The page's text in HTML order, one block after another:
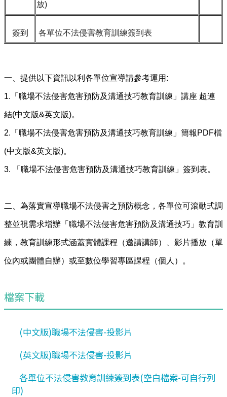
放)
簽到 各單位不法侵害教育訓練簽到表
一、提供以下資訊以利各單位宣導請參考運用:
1.「職場不法侵害危害預防及溝通技巧教育訓練」講座 超連
結(中文版&英文版)。
2.「職場不法侵害危害預防及溝通技巧教育訓練」簡報PDF檔
(中文版&英文版)。
3. 「職場不法侵害危害預防及溝通技巧教育訓練」簽到表。
二、為落實宣導職場不法侵害之預防概念，各單位可滾動式調
整並視需求增辦「職場不法侵害危害預防及溝通技巧」教育訓
練，教育訓練形式涵蓋實體課程（邀請講師）、影片播放（單
位內或團體自辦）或至數位學習專區課程（個人）。
檔案下載
(中文版)職場不法侵害-投影片
(英文版)職場不法侵害-投影片
各單位不法侵害教育訓練簽到表(空白檔案-可自行列
印)